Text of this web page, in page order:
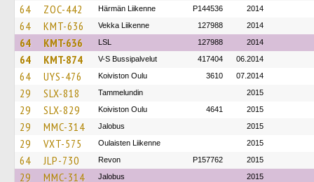
64 ZOC-442 Härmän Liikenne P144536 2014
64 KMT-636 Vekka Liikenne 127988 2014
64 KMT-636 LSL 127988 2014
64 KMT-874 V-S Bussipalvelut 417404 06.2014
64 UYS-476 Koiviston Oulu 3610 07.2014
29 SLX-818 Tammelundin 2015
29 SLX-829 Koiviston Oulu 4641 2015
29 MMC-314 Jalobus 2015
29 VXT-575 Oulaisten Liikenne 2015
64 JLP-730 Revon P157762 2015
29 MMC-314 Jalobus 2015